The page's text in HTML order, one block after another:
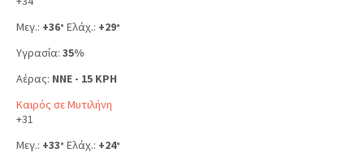
Μεγ.: +36° Ελάχ.: +29°
Υγρασία: 35%
Αέρας: NNE - 15 KPH
Καιρός σε Μυτιλήνη
+31
Μεγ.: +33° Ελάχ.: +24°